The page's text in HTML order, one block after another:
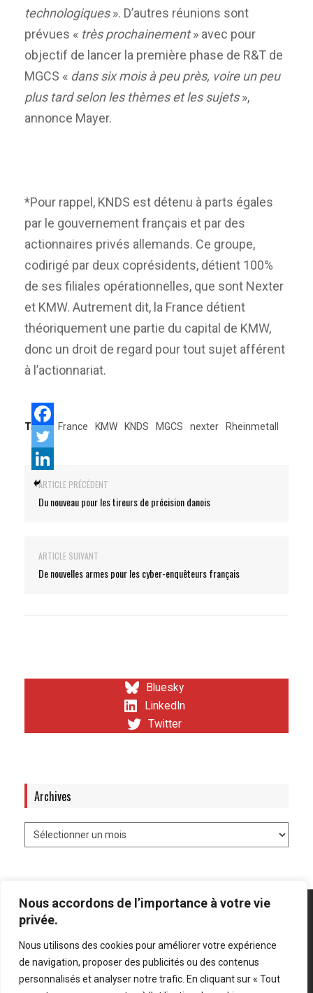
Nous accordons de l’importance à votre vie
privée.
Nous utilisons des cookies pour améliorer votre expérience
de navigation, proposer des publicités ou des contenus
personnalisés et analyser notre trafic. En cliquant sur « Tout
technologiques». D’autres réunions sont
prévues « très prochainement» avec pour
objectif de lancer la première phase de R&T de
MGCS « dans six mois à peu près, voire un peu
plus tard selon les thèmes et les sujets»,
annonce Mayer.
*Pour rappel, KNDS est détenu à parts égales
par le gouvernement français et par des
actionnaires privés allemands. Ce groupe,
codirigé par deux coprésidents, détient 100%
de ses filiales opérationnelles, que sont Nexter
et KMW. Autrement dit, la France détient
théoriquement une partie du capital de KMW,
donc un droit de regard pour tout sujet afférent
à l’actionnariat.
Tags: France KMW KNDS MGCS nexter Rheinmetall
ARTICLE PRÉCÉDENT
Du nouveau pour les tireurs de précision danois
ARTICLE SUIVANT
De nouvelles armes pour les cyber-enquêteurs français
Bluesky
LinkedIn
Twitter
Archives
Mentions légales Politique de confidentialité